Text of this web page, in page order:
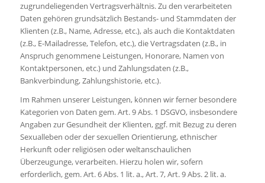
zugrundeliegenden Vertragsverhältnis. Zu den verarbeiteten
Daten gehören grundsätzlich Bestands- und Stammdaten der
Klienten (z.B., Name, Adresse, etc.), als auch die Kontaktdaten
(z.B., E-Mailadresse, Telefon, etc.), die Vertragsdaten (z.B., in
Anspruch genommene Leistungen, Honorare, Namen von
Kontaktpersonen, etc.) und Zahlungsdaten (z.B.,
Bankverbindung, Zahlungshistorie, etc.).
Im Rahmen unserer Leistungen, können wir ferner besondere
Kategorien von Daten gem. Art. 9 Abs. 1 DSGVO, insbesondere
Angaben zur Gesundheit der Klienten, ggf. mit Bezug zu deren
Sexualleben oder der sexuellen Orientierung, ethnischer
Herkunft oder religiösen oder weltanschaulichen
Überzeugunge, verarbeiten. Hierzu holen wir, sofern
erforderlich, gem. Art. 6 Abs. 1 lit. a., Art. 7, Art. 9 Abs. 2 lit. a.